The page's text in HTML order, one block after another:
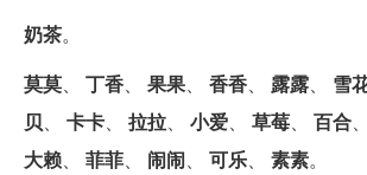
奶茶。
莫莫、 丁香、 果果、 香香、 露露、 雪
贝、 卡卡、 拉拉、 小爱、 草莓、 百合、
大赖、 菲菲、 闹闹、 可乐、 素素。